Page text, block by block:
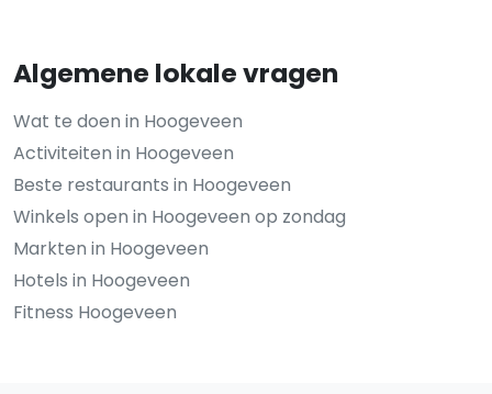
Algemene lokale vragen
Wat te doen in Hoogeveen
Activiteiten in Hoogeveen
Beste restaurants in Hoogeveen
Winkels open in Hoogeveen op zondag
Markten in Hoogeveen
Hotels in Hoogeveen
Fitness Hoogeveen